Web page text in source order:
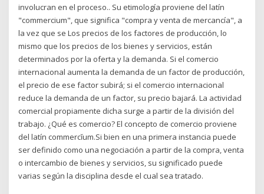
involucran en el proceso.. Su etimología proviene del latín
"commercium", que significa "compra y venta de mercancía", a
la vez que se Los precios de los factores de producción, lo
mismo que los precios de los bienes y servicios, están
determinados por la oferta y la demanda. Si el comercio
internacional aumenta la demanda de un factor de producción,
el precio de ese factor subirá; si el comercio internacional
reduce la demanda de un factor, su precio bajará. La actividad
comercial propiamente dicha surge a partir de la división del
trabajo. ¿Qué es comercio? El concepto de comercio proviene
del latín commercĭum.Si bien en una primera instancia puede
ser definido como una negociación a partir de la compra, venta
o intercambio de bienes y servicios, su significado puede
varias según la disciplina desde el cual sea tratado.